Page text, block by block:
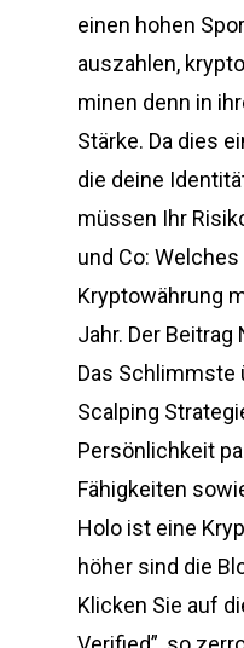
einen hohen
auszahlen,
minen denn in
Stärke. Da dies
die deine
müssen Ihr
und Co:
Kryptowährung
Jahr. Der
Das Schlimmste
Scalping
Persönlichkeit
Fähigkeiten
Holo ist eine
höher sind die
Klicken Sie auf